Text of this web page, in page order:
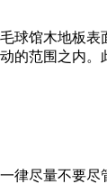
馆木地板
范围之内
尽量不要